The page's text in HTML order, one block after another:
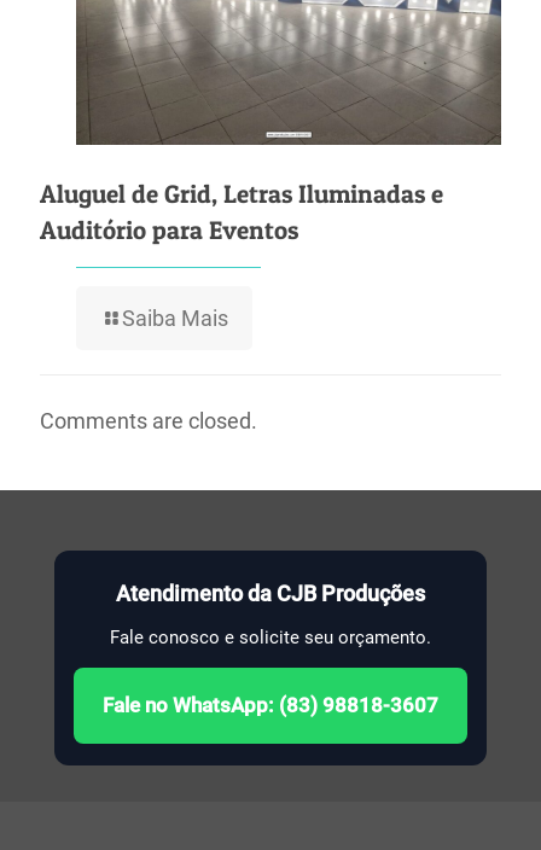
Aluguel de Grid, Letras Iluminadas e
Auditório para Eventos
Saiba Mais
Comments are closed.
Atendimento da CJB Produções
Fale conosco e solicite seu orçamento.
Fale no WhatsApp: (83) 98818-3607